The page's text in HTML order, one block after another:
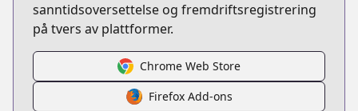
sanntidsoversettelse og fremdriftsregistrering
på tvers av plattformer.
Chrome Web Store
Firefox Add-ons